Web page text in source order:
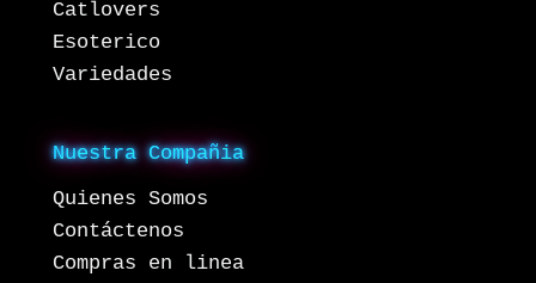
Catlovers
Esoterico
Variedades
Nuestra Compañia
Quienes Somos
Contáctenos
Compras en linea